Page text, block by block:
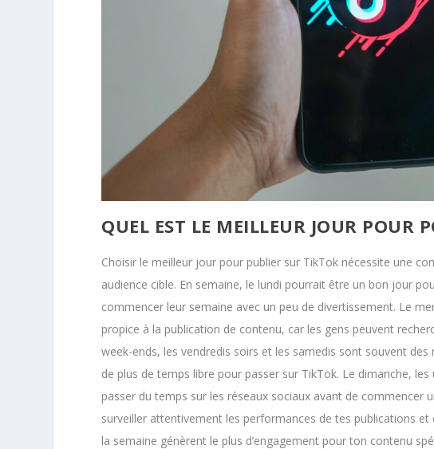
QUEL EST LE MEILLEUR JOUR POUR
Choisir le meilleur jour pour publier sur TikTok nécessite une
audience cible. En semaine, le lundi pourrait être un bon jour
commencer leur semaine avec un peu de divertissement. Le
propice à la publication de contenu, car les gens peuvent
week-ends, les vendredis soirs et les samedis sont souvent
de plus de temps libre pour passer sur TikTok. Le dimanche,
passer du temps sur les réseaux sociaux avant de commencer
surveiller attentivement les performances de tes publications
la semaine génèrent le plus d’engagement pour ton contenu